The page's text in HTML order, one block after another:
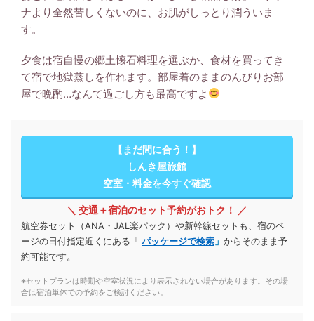
ナより全然苦しくないのに、お肌がしっとり潤ういま
す。
夕食は宿自慢の郷土懐石料理を選ぶか、食材を買ってき
て宿で地獄蒸しを作れます。部屋着のままのんびりお部
屋で晩酌…なんて過ごし方も最高ですよ
【まだ間に合う！】
しんき屋旅館
空室・料金を今すぐ確認
＼ 交通＋宿泊のセット予約がおトク！ ／
航空券セット（ANA・JAL楽パック）や新幹線セットも、宿のペ
ージの日付指定近くにある「 パッケージで検索 」 からそのまま予
約可能です。
※セットプランは時期や空室状況により表示されない場合があります。その場
合は宿泊単体での予約をご検討ください。